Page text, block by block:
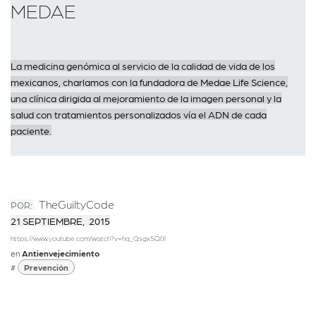
MEDAE
La medicina genómica al servicio de la calidad de vida de los
mexicanos, charlamos con la fundadora de Medae Life Science,
una clínica dirigida al mejoramiento de la imagen personal y la
salud con tratamientos personalizados vía el ADN de cada
paciente.
POR: TheGuiltyCode
21 SEPTIEMBRE, 2015
https://www.youtube.com/watch?v=hq_QsgxSQ0I
en Antienvejecimiento
#
Prevención